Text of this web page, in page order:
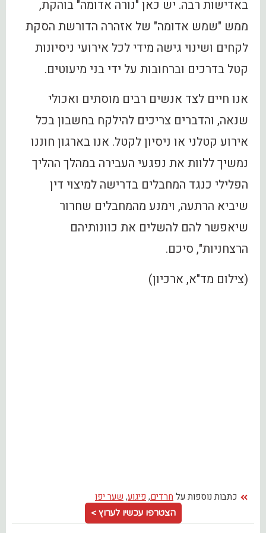
באדישות רבה. יש כאן "נורה אדומה" בוהקת,
ממש "שמש אדומה" של אזהרה הדורשת הסקת
לקחים ושינוי גישה מידי לכל אירועי ניסיונות
קטל בדרכים וברחובות על ידי בני מיעוטים.
אנו חיים לצד אנשים רבים מוסתים ואכולי
שנאה, והדברים צריכים להילקח בחשבון בכל
אירוע קטלני או ניסיון לקטל. אנו בארגון חוננו
נמשיך ללוות את נפגעי העבירה במהלך ההליך
הפלילי כנגד המחבלים בדרישה למיצוי דין
שיביא הרתעה, וימנע מהמחבלים שחרור
שיאפשר להם להשלים את כוונותיהם
הרצחניות", סיכם.
(צילום מד"א, ארכיון)
כתבות נוספות על חרדים, פיגוע, שער יפו
הצטרפו עכשיו לערוץ >